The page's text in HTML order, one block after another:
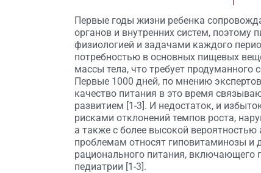
Первые годы жизни ребенка
органов и внутренних систем, поэтому
физиологией и задачами каждого
потребностью в основных пищевых
массы тела, что требует продуманного
Первые 1000 дней, по мнению
качество питания в это время
развитием [1-3]. И недостаток, и
рисками отклонений темпов роста,
а также с более высокой
проблемам относят гиповитаминозы и
рационального питания, включающего
педиатрии [1-3].